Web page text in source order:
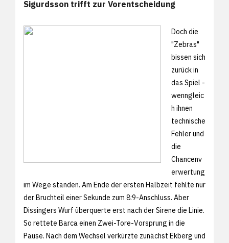
Sigurdsson trifft zur Vorentscheidung
Doch die
"Zebras"
bissen sich
zurück in
das Spiel -
wenngleic
h ihnen
technische
Fehler und
die
Chancenv
erwertung
im Wege standen. Am Ende der ersten Halbzeit fehlte nur
der Bruchteil einer Sekunde zum 8:9-Anschluss. Aber
Dissingers Wurf überquerte erst nach der Sirene die Linie.
So rettete Barca einen Zwei-Tore-Vorsprung in die
Pause. Nach dem Wechsel verkürzte zunächst Ekberg und